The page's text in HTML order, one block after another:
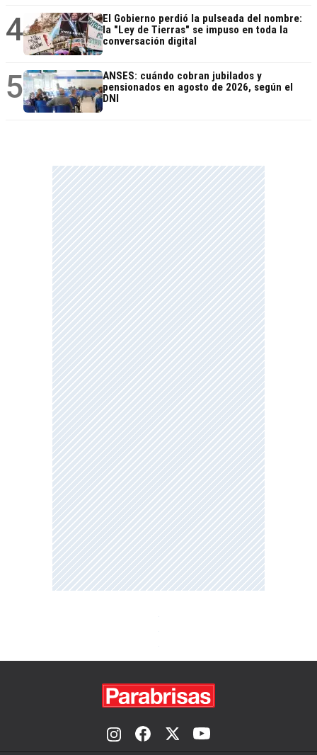
4
El Gobierno perdió la pulseada del nombre:
la "Ley de Tierras" se impuso en toda la
conversación digital
5
ANSES: cuándo cobran jubilados y
pensionados en agosto de 2026, según el
DNI